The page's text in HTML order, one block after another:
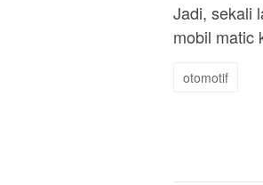
Jadi, sekali
mobil matic
otomotif